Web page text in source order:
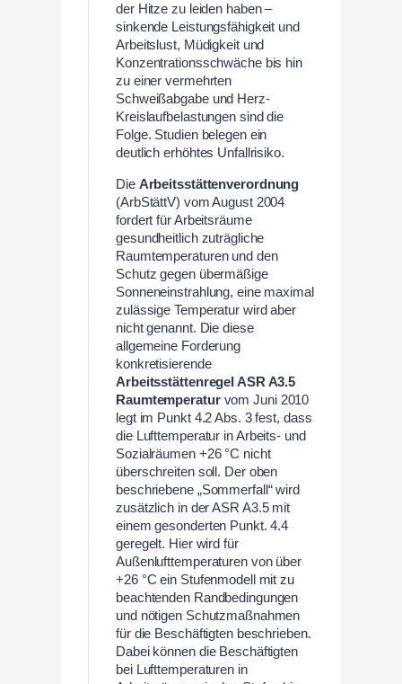
der Hitze zu leiden haben –
sinkende Leistungsfähigkeit und
Arbeitslust, Müdigkeit und
Konzentrationsschwäche bis hin
zu einer vermehrten
Schweißabgabe und Herz-
Kreislaufbelastungen sind die
Folge. Studien belegen ein
deutlich erhöhtes Unfallrisiko.
Die Arbeitsstättenverordnung
(ArbStättV) vom August 2004
fordert für Arbeitsräume
gesundheitlich zuträgliche
Raumtemperaturen und den
Schutz gegen übermäßige
Sonneneinstrahlung, eine maximal
zulässige Temperatur wird aber
nicht genannt. Die diese
allgemeine Forderung
konkretisierende
Arbeitsstättenregel ASR A3.5
Raumtemperaturvom Juni 2010
legt im Punkt 4.2 Abs. 3 fest, dass
die Lufttemperatur in Arbeits- und
Sozialräumen +26 °C nicht
überschreiten soll. Der oben
beschriebene „Sommerfall“ wird
zusätzlich in der ASR A3.5 mit
einem gesonderten Punkt. 4.4
geregelt. Hier wird für
Außenlufttemperaturen von über
+26 °C ein Stufenmodell mit zu
beachtenden Randbedingungen
und nötigen Schutzmaßnahmen
für die Beschäftigten beschrieben.
Dabei können die Beschäftigten
bei Lufttemperaturen in